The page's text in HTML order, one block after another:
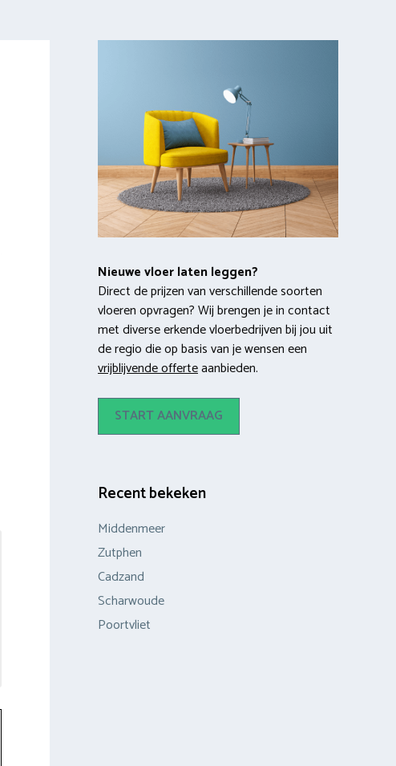
Nieuwe vloer laten leggen?
Direct de prijzen van verschillende soorten
vloeren opvragen? Wij brengen je in contact
met diverse erkende vloerbedrijven bij jou uit
de regio die op basis van je wensen een
vrijblijvende offerteaanbieden.
START AANVRAAG
Recent bekeken
Middenmeer
Zutphen
Cadzand
Scharwoude
Poortvliet